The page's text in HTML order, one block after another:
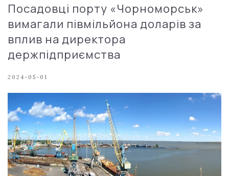
Посадовці порту «Чорноморськ»
вимагали півмільйона доларів за
вплив на директора
держпідприємства
2024-05-01